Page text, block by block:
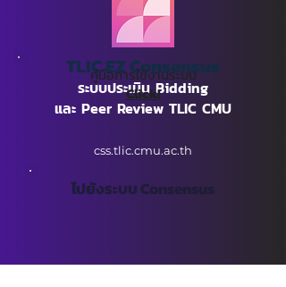
TLIC EZ Consensus
ระบบประเมิน Bidding
และ Peer Review TLIC CMU
css.tlic.cmu.ac.th
ไปยังระบบ Consensus
คู่มือการใช้งานระบบ
Click!